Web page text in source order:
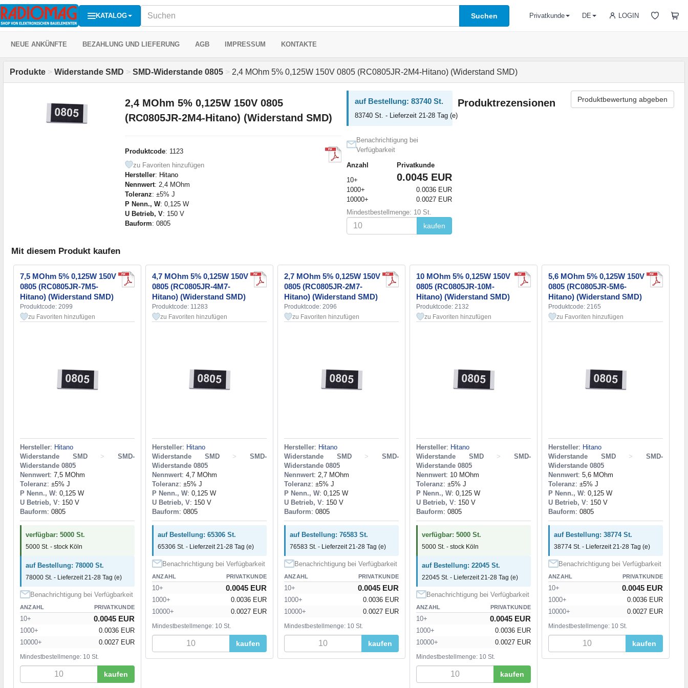
KATALOG Suchen LOGIN
Privatkunde DE
NEUE ANKÜNFTE BEZAHLUNG UND LIEFERUNG AGB IMPRESSUM KONTAKTE
Produkte > Widerstande SMD > SMD-Widerstande 0805 > 2,4 MOhm 5% 0,125W 150V 0805 (RC0805JR-2M4-Hitano) (Widerstand SMD)
2,4 MOhm 5% 0,125W 150V 0805
(RC0805JR-2M4-Hitano) (Widerstand SMD)
Produktcode: 1123
zu Favoriten hinzufügen
Hersteller: Hitano
Nennwert: 2,4 MOhm
Toleranz: ±5% J
P Nenn., W: 0,125 W
U Betrieb, V: 150 V
Bauform: 0805
auf Bestellung: 83740 St.
83740 St. - Lieferzeit 21-28 Tag (e)
Benachrichtigung bei
Verfügbarkeit
Anzahl
Privatkunde
10+
0.0045 EUR
1000+
0.0036 EUR
10000+
0.0027 EUR
Mindestbestellmenge: 10 St.
kaufen
Produktrezensionen Produktbewertung abgeben
Mit diesem Produkt kaufen
7,5 MOhm 5% 0,125W 150V
0805 (RC0805JR-7M5-
Hitano) (Widerstand SMD)
Produktcode: 2099
zu Favoriten hinzufügen
Hersteller: Hitano
Widerstande SMD
>
SMD-
Widerstande 0805
Nennwert: 7,5 MOhm
Toleranz: ±5% J
P Nenn., W: 0,125 W
U Betrieb, V: 150 V
Bauform: 0805
verfügbar: 5000 St.
5000 St. - stock Köln
auf Bestellung: 78000 St.
78000 St. - Lieferzeit 21-28 Tag (e)
Benachrichtigung bei Verfügbarkeit
ANZAHL PRIVATKUNDE
10+ 0.0045 EUR
1000+
0.0036 EUR
10000+
0.0027 EUR
Mindestbestellmenge: 10 St.
kaufen
4,7 MOhm 5% 0,125W 150V
0805 (RC0805JR-4M7-
Hitano) (Widerstand SMD)
Produktcode: 11283
zu Favoriten hinzufügen
Hersteller: Hitano
Widerstande SMD
>
SMD-
Widerstande 0805
Nennwert: 4,7 MOhm
Toleranz: ±5% J
P Nenn., W: 0,125 W
U Betrieb, V: 150 V
Bauform: 0805
auf Bestellung: 65306 St.
65306 St. - Lieferzeit 21-28 Tag (e)
Benachrichtigung bei Verfügbarkeit
ANZAHL PRIVATKUNDE
10+ 0.0045 EUR
1000+
0.0036 EUR
10000+
0.0027 EUR
Mindestbestellmenge: 10 St.
kaufen
2,7 MOhm 5% 0,125W 150V
0805 (RC0805JR-2M7-
Hitano) (Widerstand SMD)
Produktcode: 2096
zu Favoriten hinzufügen
Hersteller: Hitano
Widerstande SMD
>
SMD-
Widerstande 0805
Nennwert: 2,7 MOhm
Toleranz: ±5% J
P Nenn., W: 0,125 W
U Betrieb, V: 150 V
Bauform: 0805
auf Bestellung: 76583 St.
76583 St. - Lieferzeit 21-28 Tag (e)
Benachrichtigung bei Verfügbarkeit
ANZAHL PRIVATKUNDE
10+ 0.0045 EUR
1000+
0.0036 EUR
10000+
0.0027 EUR
Mindestbestellmenge: 10 St.
kaufen
10 MOhm 5% 0,125W 150V
0805 (RC0805JR-10M-
Hitano) (Widerstand SMD)
Produktcode: 2132
zu Favoriten hinzufügen
Hersteller: Hitano
Widerstande SMD
>
SMD-
Widerstande 0805
Nennwert: 10 MOhm
Toleranz: ±5% J
P Nenn., W: 0,125 W
U Betrieb, V: 150 V
Bauform: 0805
verfügbar: 5000 St.
5000 St. - stock Köln
auf Bestellung: 22045 St.
22045 St. - Lieferzeit 21-28 Tag (e)
Benachrichtigung bei Verfügbarkeit
ANZAHL PRIVATKUNDE
10+ 0.0045 EUR
1000+
0.0036 EUR
10000+
0.0027 EUR
Mindestbestellmenge: 10 St.
kaufen
5,6 MOhm 5% 0,125W 150V
0805 (RC0805JR-5M6-
Hitano) (Widerstand SMD)
Produktcode: 2165
zu Favoriten hinzufügen
Hersteller: Hitano
Widerstande SMD
>
SMD-
Widerstande 0805
Nennwert: 5,6 MOhm
Toleranz: ±5% J
P Nenn., W: 0,125 W
U Betrieb, V: 150 V
Bauform: 0805
auf Bestellung: 38774 St.
38774 St. - Lieferzeit 21-28 Tag (e)
Benachrichtigung bei Verfügbarkeit
ANZAHL PRIVATKUNDE
10+ 0.0045 EUR
1000+
0.0036 EUR
10000+
0.0027 EUR
Mindestbestellmenge: 10 St.
kaufen